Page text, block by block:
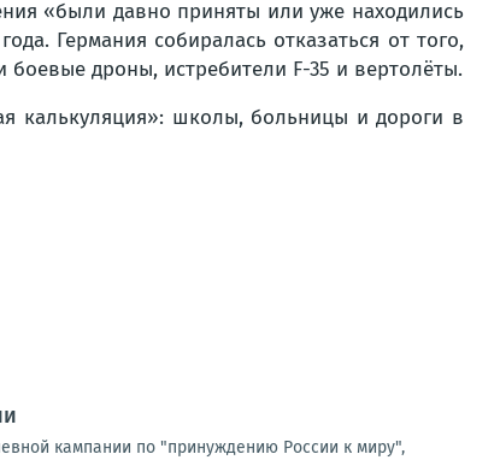
«были давно приняты или уже находились
Германия собиралась отказаться от того,
боевые дроны, истребители F-35 и вертолёты.
калькуляция»: школы, больницы и дороги в
кампании по "принуждению России к миру",